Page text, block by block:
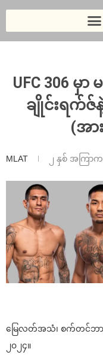
UFC 306
ချိုင်းရက်
(အာ
MLAT ၂ နှစ် အကြာက
မြေလတ်အသံ၊ စက်တင်ဘာ
၂၀၂၄။